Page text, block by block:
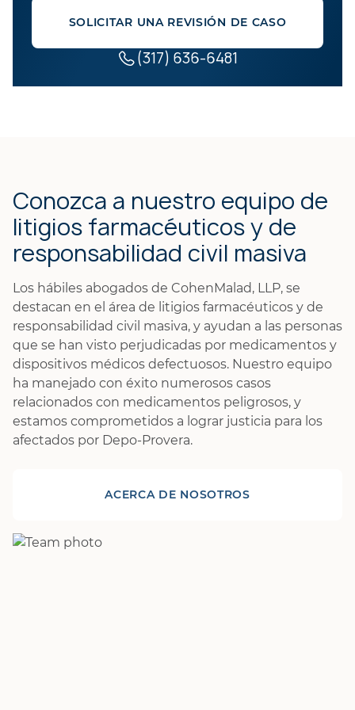
SOLICITAR UNA REVISIÓN DE CASO
(317) 636-6481
Conozca a nuestro equipo de
litigios farmacéuticos y de
responsabilidad civil masiva
Los hábiles abogados de CohenMalad, LLP, se
destacan en el área de litigios farmacéuticos y de
responsabilidad civil masiva, y ayudan a las personas
que se han visto perjudicadas por medicamentos y
dispositivos médicos defectuosos. Nuestro equipo
ha manejado con éxito numerosos casos
relacionados con medicamentos peligrosos, y
estamos comprometidos a lograr justicia para los
afectados por Depo-Provera.
ACERCA DE NOSOTROS